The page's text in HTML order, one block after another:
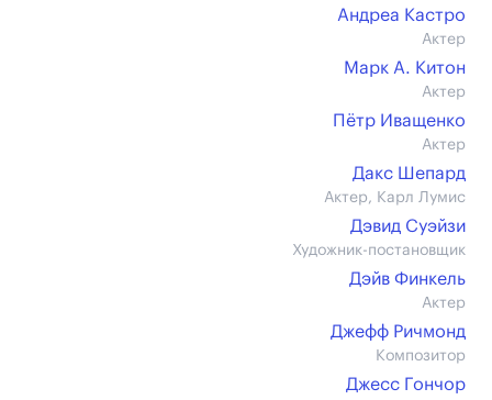
Андреа Кастро
Актер
Марк А. Китон
Актер
Пётр Иващенко
Актер
Дакс Шепард
Актер, Карл Лумис
Дэвид Суэйзи
Художник-постановщик
Дэйв Финкель
Актер
Джефф Ричмонд
Композитор
Джесс Гончор